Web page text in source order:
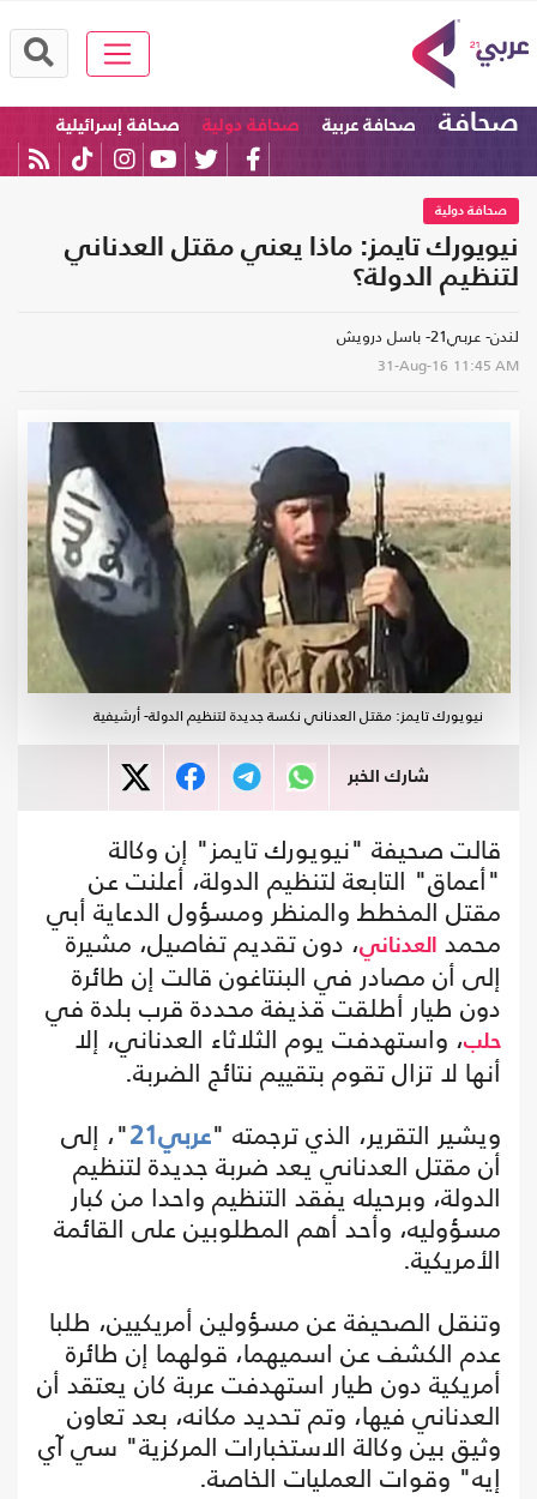
صحافة صحافة عربية صحافة دولية صحافة إسرائيلية
صحافة دولية
نيويورك تايمز: ماذا يعني مقتل العدناني
لتنظيم الدولة؟
لندن- عربي21- باسل درويش
31-Aug-16 11:45 AM
نيويورك تايمز: مقتل العدناني نكسة جديدة لتنظيم الدولة- أرشيفية
شارك الخبر
قالت صحيفة "نيويورك تايمز" إن وكالة
"أعماق" التابعة لتنظيم الدولة، أعلنت عن
مقتل المخطط والمنظر ومسؤول الدعاية أبي
محمد العدناني، دون تقديم تفاصيل، مشيرة
إلى أن مصادر في البنتاغون قالت إن طائرة
دون طيار أطلقت قذيفة محددة قرب بلدة في
حلب، واستهدفت يوم الثلاثاء العدناني، إلا
أنها لا تزال تقوم بتقييم نتائج الضربة.
ويشير التقرير، الذي ترجمته "عربي21 "، إلى
أن مقتل العدناني يعد ضربة جديدة لتنظيم
الدولة، وبرحيله يفقد التنظيم واحدا من كبار
مسؤوليه، وأحد أهم المطلوبين على القائمة
الأمريكية.
وتنقل الصحيفة عن مسؤولين أمريكيين، طلبا
عدم الكشف عن اسميهما، قولهما إن طائرة
أمريكية دون طيار استهدفت عربة كان يعتقد أن
العدناني فيها، وتم تحديد مكانه، بعد تعاون
وثيق بين وكالة الاستخبارات المركزية" سي آي
إيه" وقوات العمليات الخاصة.